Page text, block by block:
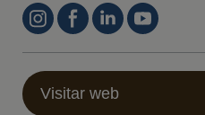
Visitar web